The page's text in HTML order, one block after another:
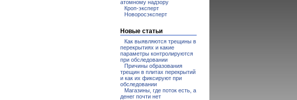
атомному надзору
Кроп-эксперт
Новоросэксперт
Новые статьи
Как выявляются трещины в
перекрытиях и какие
параметры контролируются
при обследовании
Причины образования
трещин в плитах перекрытий
и как их фиксируют при
обследовании
Магазины, где поток есть, а
денег почти нет